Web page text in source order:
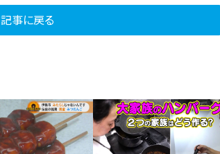
記事に戻る